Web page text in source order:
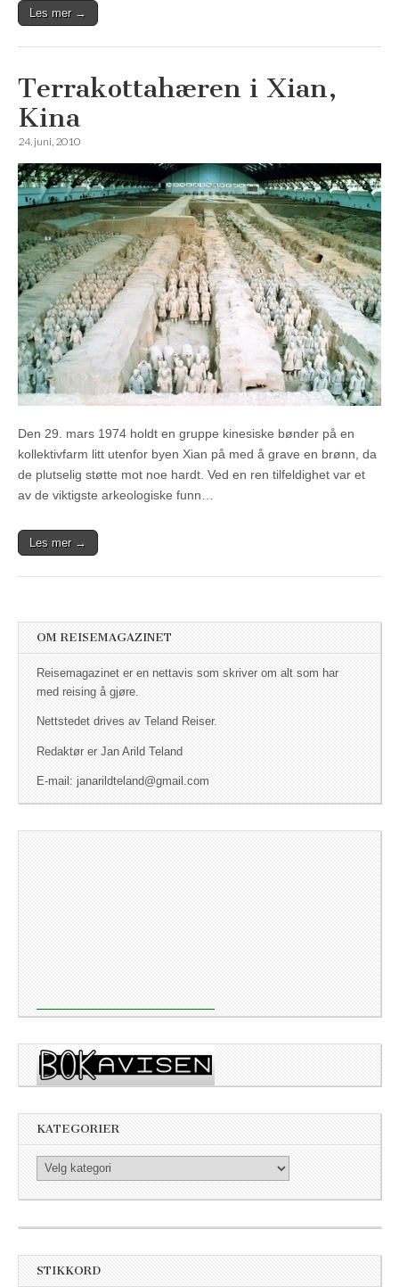
Les mer →
Terrakottahæren i Xian,
Kina
24. juni, 2010
Den 29. mars 1974 holdt en gruppe kinesiske bønder på en
kollektivfarm litt utenfor byen Xian på med å grave en brønn, da
de plutselig støtte mot noe hardt. Ved en ren tilfeldighet var et
av de viktigste arkeologiske funn…
Les mer →
OM REISEMAGAZINET
Reisemagazinet er en nettavis som skriver om alt som har
med reising å gjøre.
Nettstedet drives av Teland Reiser.
Redaktør er Jan Arild Teland
E-mail: janarildteland@gmail.com
KATEGORIER
Kategorier
STIKKORD